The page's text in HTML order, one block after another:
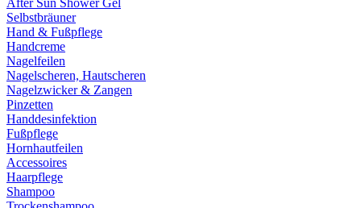
After Sun Shower Gel
Selbstbräuner
Hand & Fußpflege
Handcreme
Nagelfeilen
Nagelscheren, Hautscheren
Nagelzwicker & Zangen
Pinzetten
Handdesinfektion
Fußpflege
Hornhautfeilen
Accessoires
Haarpflege
Shampoo